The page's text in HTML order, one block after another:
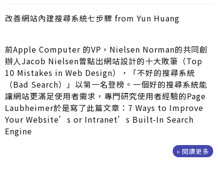
改善網站內建搜尋系統七步驟 from Yun Huang
前Apple Computer 的VP，Nielsen Norman的共同創
辦人Jacob Nielsen曾點出網站設計的十大敗筆（Top
10 Mistakes in Web Design），「不好的搜尋系統
（Bad Search）」以第一名登榜。一個好的搜尋系統能
讓網站更滿足使用者需求，專門研究使用者經驗的Page
Laubheimer於是寫了此篇文章：7 Ways to Improve
Your Website’s or Intranet’s Built-In Search
Engine
» 閱讀更多